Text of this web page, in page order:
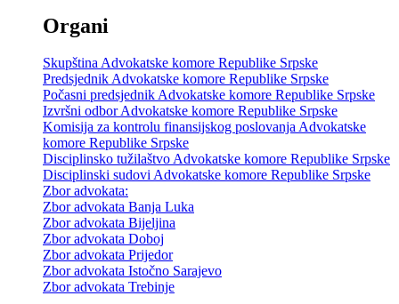
Organi
Skupština Advokatske komore Republike Srpske
Predsjednik Advokatske komore Republike Srpske
Počasni predsjednik Advokatske komore Republike Srpske
Izvršni odbor Advokatske komore Republike Srpske
Komisija za kontrolu finansijskog poslovanja Advokatske
komore Republike Srpske
Disciplinsko tužilaštvo Advokatske komore Republike Srpske
Disciplinski sudovi Advokatske komore Republike Srpske
Zbor advokata:
Zbor advokata Banja Luka
Zbor advokata Bijeljina
Zbor advokata Doboj
Zbor advokata Prijedor
Zbor advokata Istočno Sarajevo
Zbor advokata Trebinje